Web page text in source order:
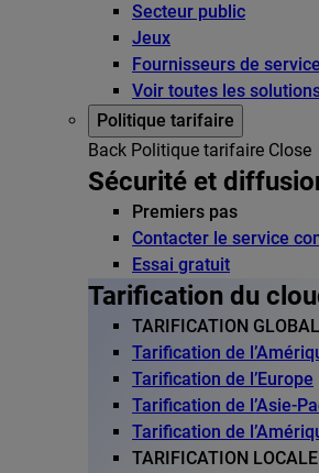
Secteur public
Jeux
Fournisseurs de
Voir toutes les
Politique tarifaire
Back Politique tarifaire Close
Sécurité et
Premiers pas
Contacter le service
Essai gratuit
Tarification du
TARIFICATION
Tarification de
Tarification de l’Europe
Tarification de l’Asie-
Tarification de
TARIFICATION